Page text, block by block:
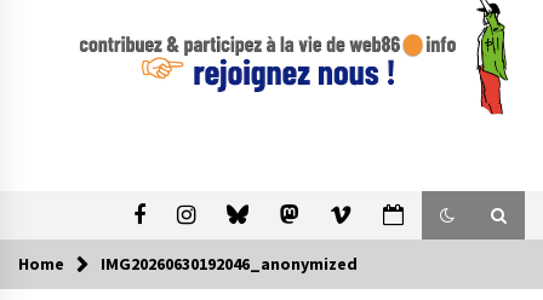
Home IMG20260630192046_anonymized